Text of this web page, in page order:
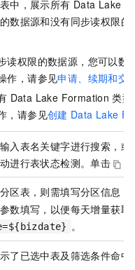
中，展示所有 Data Lake
数据源和没有同步读权限的
读权限的数据源，您可以数
作，请参见申请、续期和交
Data Lake Formation 类型
，请参见创建 Data Lake
入表名关键字进行搜索，
进行表状态检测。单击
区表，则需填写分区信息，
数填写，以便每天增量获取
。
了已选中表及筛选条件命